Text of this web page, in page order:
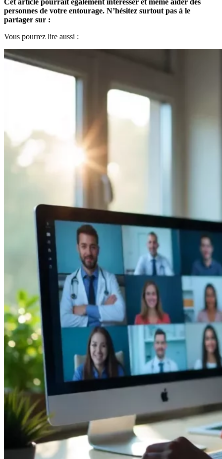
personnes de votre entourage. N’hésitez surtout pas à le
partager sur :
Vous pourrez lire aussi :